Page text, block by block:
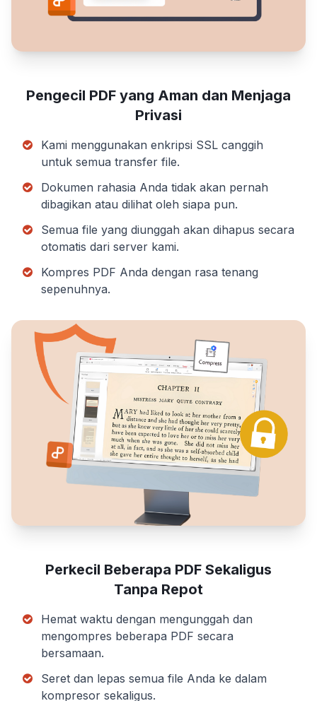
Pengecil PDF yang Aman dan Menjaga
Privasi
Kami menggunakan enkripsi SSL canggih
untuk semua transfer file.
Dokumen rahasia Anda tidak akan pernah
dibagikan atau dilihat oleh siapa pun.
Semua file yang diunggah akan dihapus secara
otomatis dari server kami.
Kompres PDF Anda dengan rasa tenang
sepenuhnya.
Perkecil Beberapa PDF Sekaligus
Tanpa Repot
Hemat waktu dengan mengunggah dan
mengompres beberapa PDF secara
bersamaan.
Seret dan lepas semua file Anda ke dalam
kompresor sekaligus.